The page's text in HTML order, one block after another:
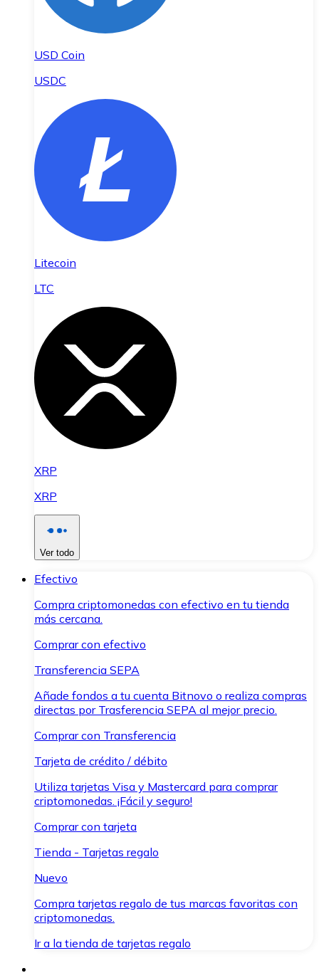
USD Coin
USDC
Litecoin
LTC
XRP
XRP
Ver todo
Efectivo
Compra criptomonedas con efectivo en tu tienda
más cercana.
Comprar con efectivo
Transferencia SEPA
Añade fondos a tu cuenta Bitnovo o realiza compras
directas por Trasferencia SEPA al mejor precio.
Comprar con Transferencia
Tarjeta de crédito / débito
Utiliza tarjetas Visa y Mastercard para comprar
criptomonedas. ¡Fácil y seguro!
Comprar con tarjeta
Tienda - Tarjetas regalo
Nuevo
Compra tarjetas regalo de tus marcas favoritas con
criptomonedas.
Ir a la tienda de tarjetas regalo